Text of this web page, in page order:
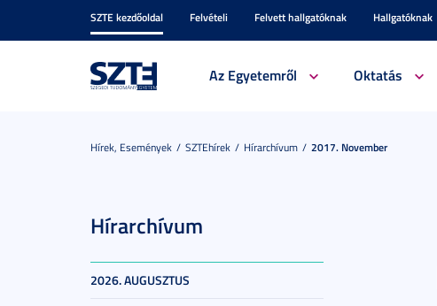
SZTE kezdőoldal Felvételi Felvett hallgatóknak Hallgatóknak
Az Egyetemről Oktatás
Hírek, Események SZTEhírek Hírarchívum 2017. November
Hírarchívum
2026. AUGUSZTUS